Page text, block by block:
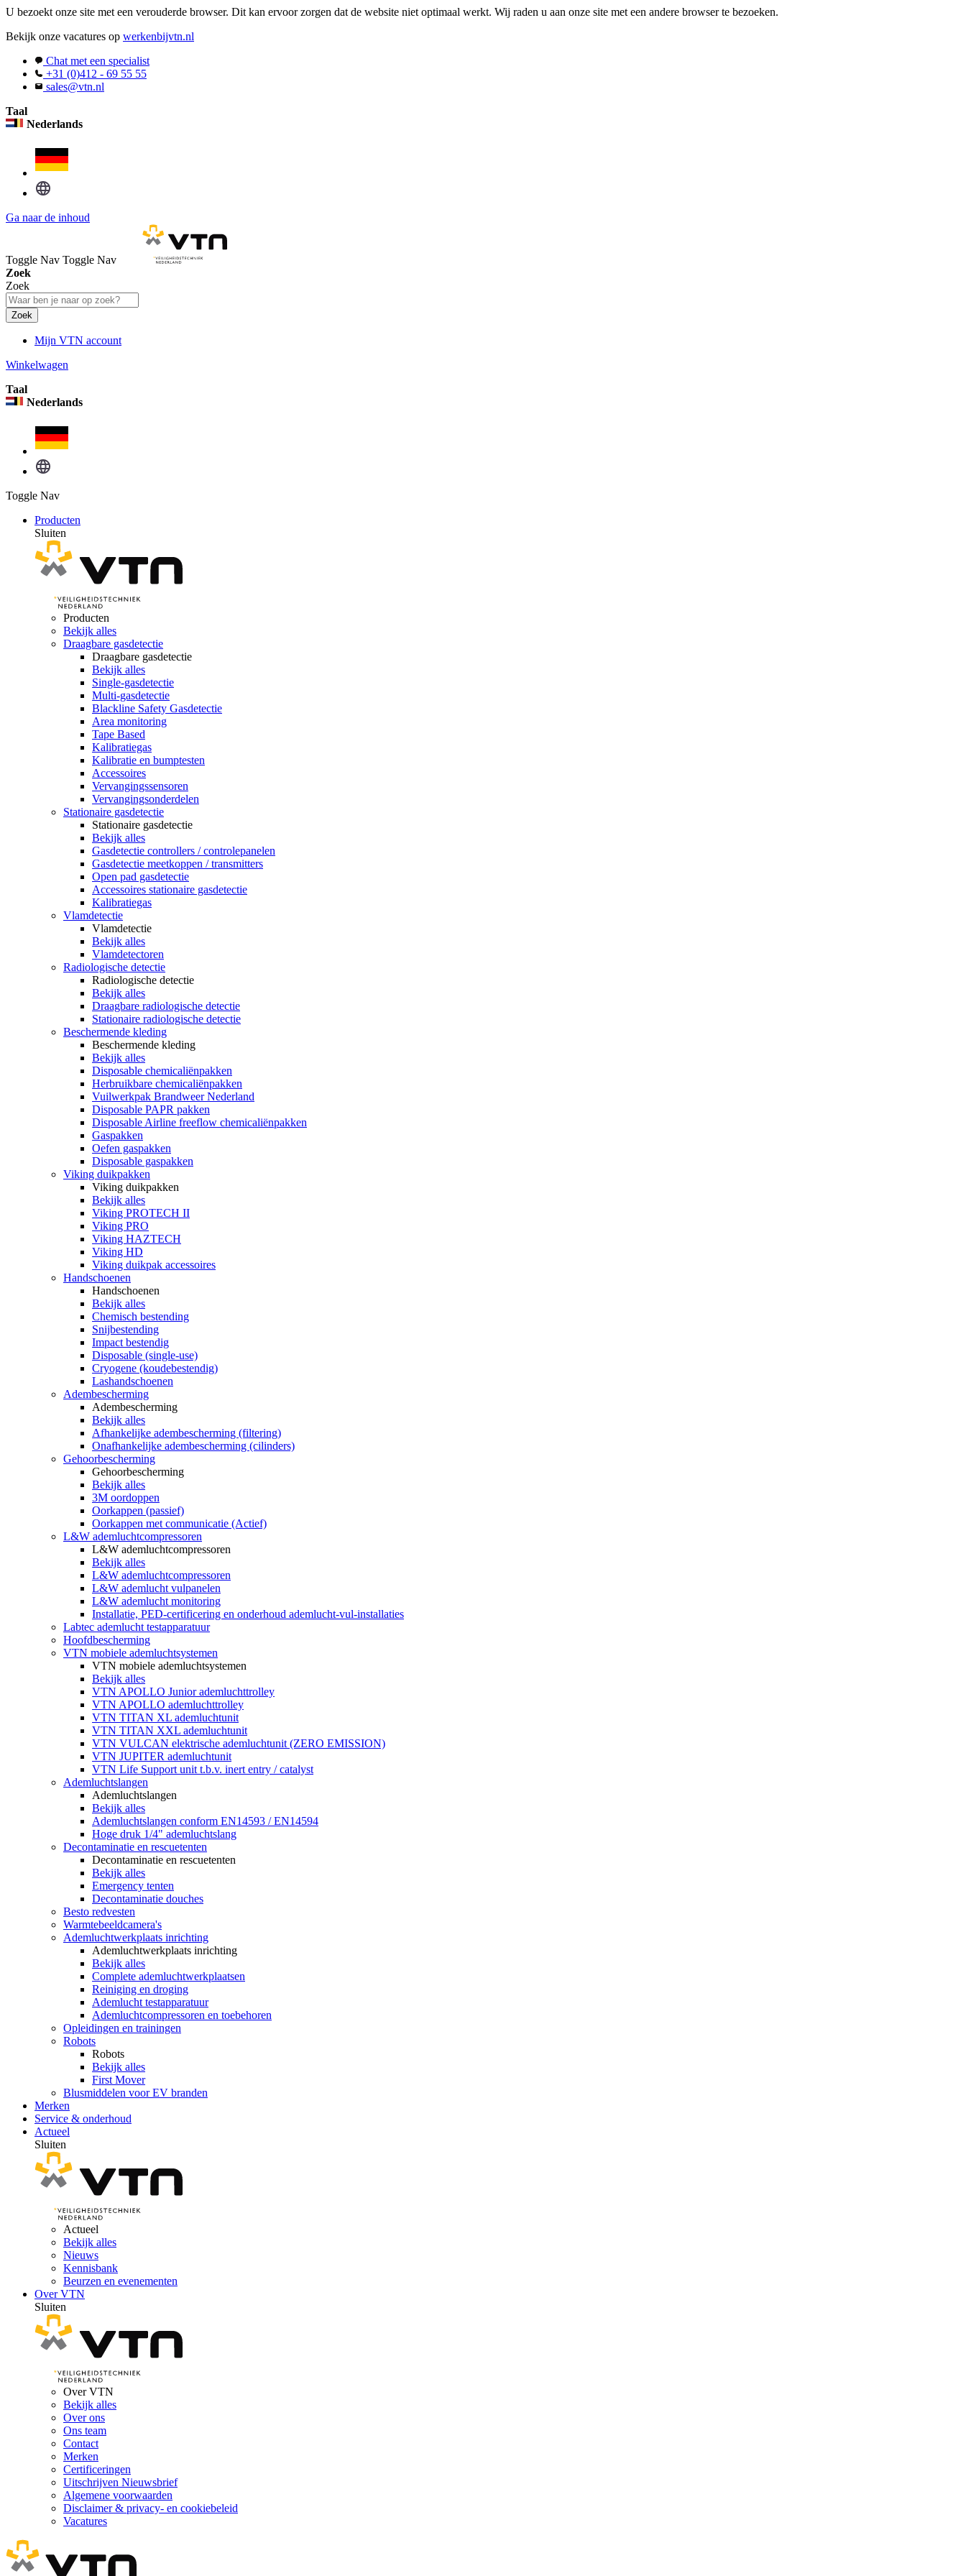
U bezoekt onze site met een verouderde browser. Dit kan ervoor zorgen dat de website niet optimaal werkt. Wij raden u aan onze site met een andere browser te bezoeken.
Bekijk onze vacatures op werkenbijvtn.nl
Chat met een specialist
+31 (0)412 - 69 55 55
sales@vtn.nl
Taal
Nederlands
Ga naar de inhoud
Toggle Nav Toggle Nav
Zoek
Zoek
Zoek
Mijn VTN account
Winkelwagen
Taal
Nederlands
Toggle Nav
Producten
Sluiten
Producten
Bekijk alles
Draagbare gasdetectie
Draagbare gasdetectie
Bekijk alles
Single-gasdetectie
Multi-gasdetectie
Blackline Safety Gasdetectie
Area monitoring
Tape Based
Kalibratiegas
Kalibratie en bumptesten
Accessoires
Vervangingssensoren
Vervangingsonderdelen
Stationaire gasdetectie
Stationaire gasdetectie
Bekijk alles
Gasdetectie controllers / controlepanelen
Gasdetectie meetkoppen / transmitters
Open pad gasdetectie
Accessoires stationaire gasdetectie
Kalibratiegas
Vlamdetectie
Vlamdetectie
Bekijk alles
Vlamdetectoren
Radiologische detectie
Radiologische detectie
Bekijk alles
Draagbare radiologische detectie
Stationaire radiologische detectie
Beschermende kleding
Beschermende kleding
Bekijk alles
Disposable chemicaliënpakken
Herbruikbare chemicaliënpakken
Vuilwerkpak Brandweer Nederland
Disposable PAPR pakken
Disposable Airline freeflow chemicaliënpakken
Gaspakken
Oefen gaspakken
Disposable gaspakken
Viking duikpakken
Viking duikpakken
Bekijk alles
Viking PROTECH II
Viking PRO
Viking HAZTECH
Viking HD
Viking duikpak accessoires
Handschoenen
Handschoenen
Bekijk alles
Chemisch bestending
Snijbestending
Impact bestendig
Disposable (single-use)
Cryogene (koudebestendig)
Lashandschoenen
Adembescherming
Adembescherming
Bekijk alles
Afhankelijke adembescherming (filtering)
Onafhankelijke adembescherming (cilinders)
Gehoorbescherming
Gehoorbescherming
Bekijk alles
3M oordoppen
Oorkappen (passief)
Oorkappen met communicatie (Actief)
L&W ademluchtcompressoren
L&W ademluchtcompressoren
Bekijk alles
L&W ademluchtcompressoren
L&W ademlucht vulpanelen
L&W ademlucht monitoring
Installatie, PED-certificering en onderhoud ademlucht-vul-installaties
Labtec ademlucht testapparatuur
Hoofdbescherming
VTN mobiele ademluchtsystemen
VTN mobiele ademluchtsystemen
Bekijk alles
VTN APOLLO Junior ademluchttrolley
VTN APOLLO ademluchttrolley
VTN TITAN XL ademluchtunit
VTN TITAN XXL ademluchtunit
VTN VULCAN elektrische ademluchtunit (ZERO EMISSION)
VTN JUPITER ademluchtunit
VTN Life Support unit t.b.v. inert entry / catalyst
Ademluchtslangen
Ademluchtslangen
Bekijk alles
Ademluchtslangen conform EN14593 / EN14594
Hoge druk 1/4" ademluchtslang
Decontaminatie en rescuetenten
Decontaminatie en rescuetenten
Bekijk alles
Emergency tenten
Decontaminatie douches
Besto redvesten
Warmtebeeldcamera's
Ademluchtwerkplaats inrichting
Ademluchtwerkplaats inrichting
Bekijk alles
Complete ademluchtwerkplaatsen
Reiniging en droging
Ademlucht testapparatuur
Ademluchtcompressoren en toebehoren
Opleidingen en trainingen
Robots
Robots
Bekijk alles
First Mover
Blusmiddelen voor EV branden
Merken
Service & onderhoud
Actueel
Sluiten
Actueel
Bekijk alles
Nieuws
Kennisbank
Beurzen en evenementen
Over VTN
Sluiten
Over VTN
Bekijk alles
Over ons
Ons team
Contact
Merken
Certificeringen
Uitschrijven Nieuwsbrief
Algemene voorwaarden
Disclaimer & privacy- en cookiebeleid
Vacatures